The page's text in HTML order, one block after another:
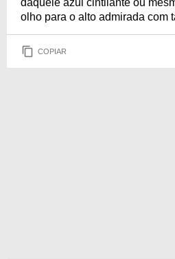
daquele azul cintilante ou
olho para o alto admirada com
COPIAR